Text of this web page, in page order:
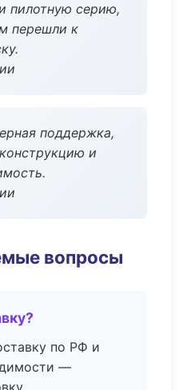
пилотную серию,
перешли к
поддержка,
и
вопросы
по РФ и
—